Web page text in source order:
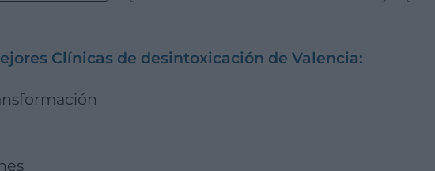
Clínicas de desintoxicación de Valencia: